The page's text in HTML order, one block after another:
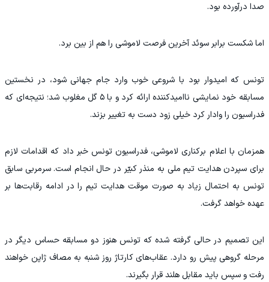
صدا درآورده بود.
اما شکست برابر سوئد آخرین فرصت لاموشی را هم از بین برد.
تونس که امیدوار بود با شروعی خوب وارد جام جهانی شود، در نخستین
مسابقه خود نمایشی ناامیدکننده ارائه کرد و با ۵ گل مغلوب شد؛ نتیجه‌ای که
فدراسیون را وادار کرد خیلی زود دست به تغییر بزند.
همزمان با اعلام برکناری لاموشی، فدراسیون تونس خبر داد که اقدامات لازم
برای سپردن هدایت تیم ملی به منذر کبیّر در حال انجام است. سرمربی سابق
تونس به احتمال زیاد به صورت موقت هدایت تیم را در ادامه رقابت‌ها بر
عهده خواهد گرفت.
این تصمیم در حالی گرفته شده که تونس هنوز دو مسابقه حساس دیگر در
مرحله گروهی پیش رو دارد. عقاب‌های کارتاژ روز شنبه به مصاف ژاپن خواهند
رفت و سپس باید مقابل هلند قرار بگیرند.